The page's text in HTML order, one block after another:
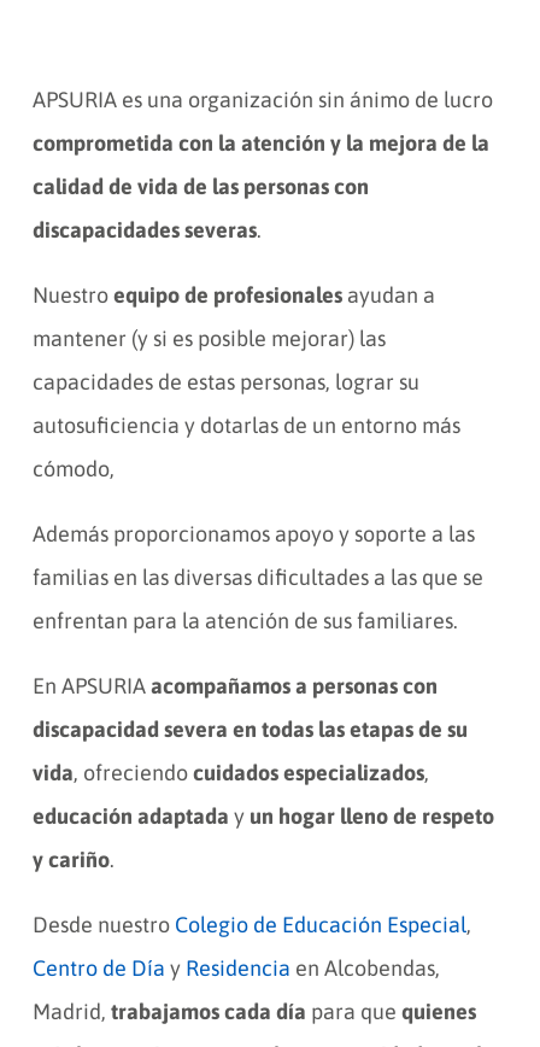
APSURIA es una organización sin ánimo de lucro
comprometida con la atención y la mejora de la
calidad de vida de las personas con
discapacidades severas.
Nuestroequipo de profesionales ayudan a
mantener (y si es posible mejorar) las
capacidades de estas personas, lograr su
autosuficiencia y dotarlas de un entorno más
cómodo,
Además proporcionamos apoyo y soporte a las
familias en las diversas dificultades a las que se
enfrentan para la atención de sus familiares.
En APSURIAacompañamos a personas con
discapacidad severa en todas las etapas de su
vida, ofreciendocuidados especializados,
educación adaptada y un hogar lleno de respeto
y cariño.
Desde nuestro Colegio de Educación Especial,
Centro de Día y Residencia en Alcobendas,
Madrid, trabajamos cada día para que quienes